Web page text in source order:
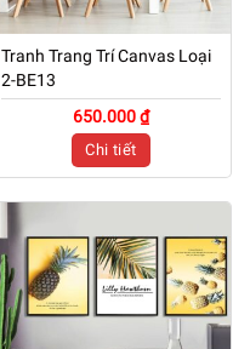
Tranh Trang Trí Canvas Loại
2-BE13
650.000 ₫
Chi tiết